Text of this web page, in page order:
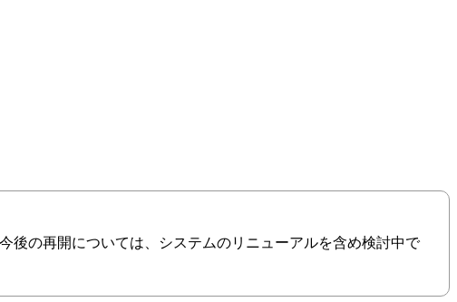
後の再開については、システムのリニューアルを含め検討中で